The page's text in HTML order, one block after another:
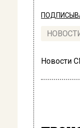
Новости